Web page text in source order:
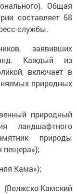
Общая
составляет 58
службы.
заявивших
Каждый из
включает в
природных
природный
ландшафтного
природы
пещера»);
Кама»);
Камский